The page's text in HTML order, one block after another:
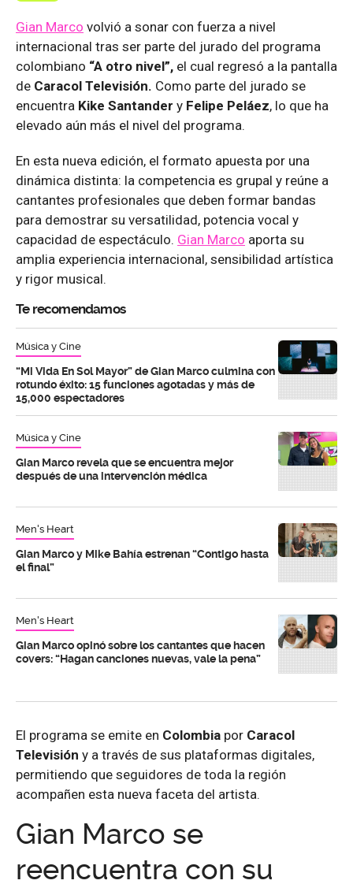
Gian Marco volvió a sonar con fuerza a nivel
internacional tras ser parte del jurado del programa
colombiano “A otro nivel”, el cual regresó a la pantalla
de Caracol Televisión. Como parte del jurado se
encuentra Kike Santander y Felipe Peláez, lo que ha
elevado aún más el nivel del programa.
En esta nueva edición, el formato apuesta por una
dinámica distinta: la competencia es grupal y reúne a
cantantes profesionales que deben formar bandas
para demostrar su versatilidad, potencia vocal y
capacidad de espectáculo. Gian Marco aporta su
amplia experiencia internacional, sensibilidad artística
y rigor musical.
Te recomendamos
Música y Cine
“Mi Vida En Sol Mayor” de Gian Marco culmina con
rotundo éxito: 15 funciones agotadas y más de
15,000 espectadores
Música y Cine
Gian Marco revela que se encuentra mejor
después de una intervención médica
Men's Heart
Gian Marco y Mike Bahía estrenan “Contigo hasta
el final”
Men's Heart
Gian Marco opinó sobre los cantantes que hacen
covers: “Hagan canciones nuevas, vale la pena”
El programa se emite en Colombia por Caracol
Televisión y a través de sus plataformas digitales,
permitiendo que seguidores de toda la región
acompañen esta nueva faceta del artista.
Gian Marco se
reencuentra con su